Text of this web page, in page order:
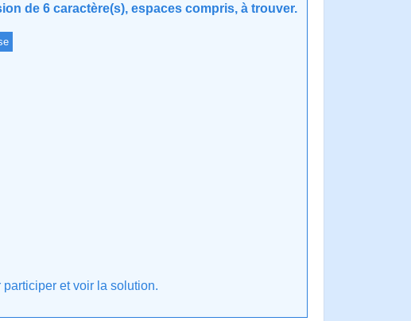
de 6 caractère(s), espaces compris, à trouver.
et voir la solution.